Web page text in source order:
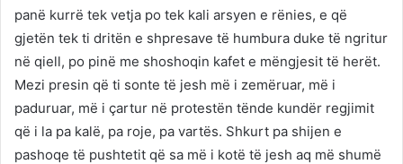
panë kurrë tek vetja po tek kali arsyen e rënies, e që
gjetën tek ti dritën e shpresave të humbura duke të ngritur
në qiell, po pinë me shoshoqin kafet e mëngjesit të herët.
Mezi presin që ti sonte të jesh më i zemëruar, më i
paduruar, më i çartur në protestën tënde kundër regjimit
që i la pa kalë, pa roje, pa vartës. Shkurt pa shijen e
pashoqe të pushtetit që sa më i kotë të jesh aq më shumë